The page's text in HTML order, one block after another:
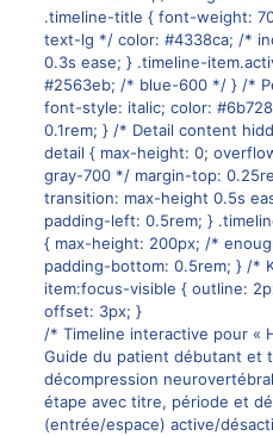
.timeline-title { font-weight:
text-lg */ color: #4338ca; /*
0.3s ease; } .timeline-
#2563eb; /* blue-600 */ } /*
font-style: italic; color:
0.1rem; } /* Detail content
detail { max-height: 0;
gray-700 */ margin-top:
transition: max-height 0.5s
padding-left: 0.5rem; }
{ max-height: 200px; /*
padding-bottom: 0.5rem; } /*
item:focus-visible { outline:
offset: 3px; }
/* Timeline interactive pour «
Guide du patient débutant et
décompression
étape avec titre, période et
(entrée/espace) active/